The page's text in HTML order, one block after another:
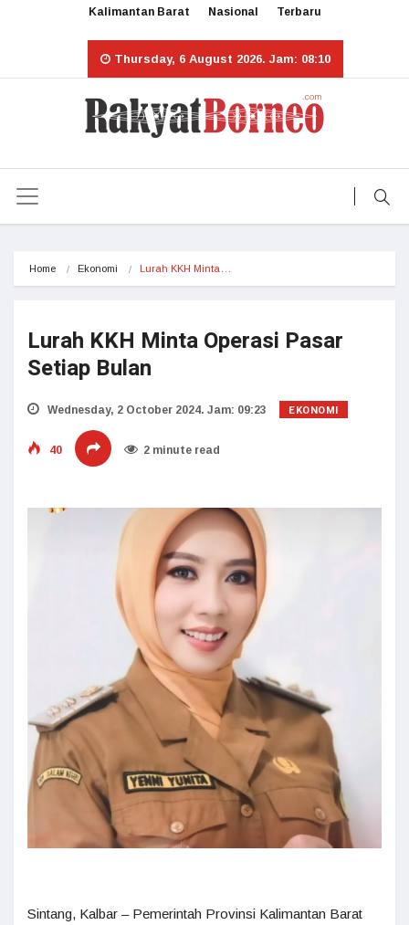
Kalimantan Barat Nasional Terbaru
Thursday, 6 August 2026. Jam: 08:10
Home Ekonomi Lurah KKH Minta…
Lurah KKH Minta Operasi Pasar
Setiap Bulan
Wednesday, 2 October 2024. Jam: 09:23 EKONOMI
40 2 minute read
Sintang, Kalbar – Pemerintah Provinsi Kalimantan Barat